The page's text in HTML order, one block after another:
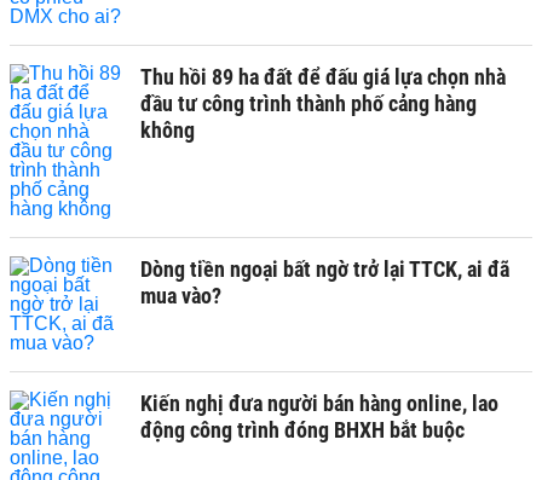
Thu hồi 89 ha đất để đấu giá lựa chọn nhà
đầu tư công trình thành phố cảng hàng
không
Dòng tiền ngoại bất ngờ trở lại TTCK, ai đã
mua vào?
Kiến nghị đưa người bán hàng online, lao
động công trình đóng BHXH bắt buộc